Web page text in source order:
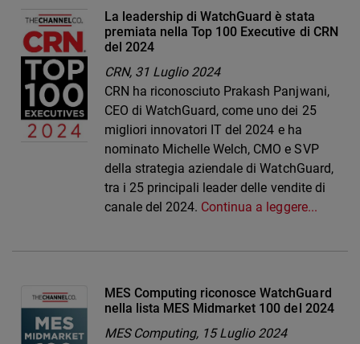
La leadership di WatchGuard è stata
premiata nella Top 100 Executive di CRN
del 2024
CRN, 31 Luglio 2024
CRN ha riconosciuto Prakash Panjwani,
CEO di WatchGuard, come uno dei 25
migliori innovatori IT del 2024 e ha
nominato Michelle Welch, CMO e SVP
della strategia aziendale di WatchGuard,
tra i 25 principali leader delle vendite di
canale del 2024. Continua a leggere...
MES Computing riconosce WatchGuard
nella lista MES Midmarket 100 del 2024
MES Computing, 15 Luglio 2024